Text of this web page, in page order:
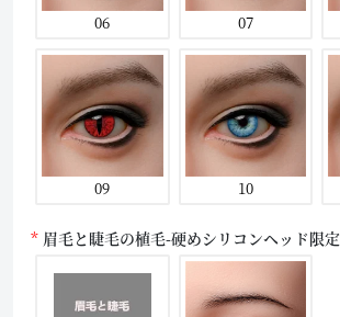
06 07
09 10
眉毛と睫毛の植毛-硬めシリコンヘッド限定